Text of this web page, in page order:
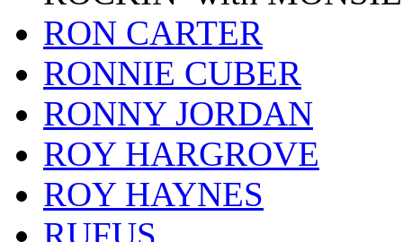
RON CARTER
RONNIE CUBER
RONNY JORDAN
ROY HARGROVE
ROY HAYNES